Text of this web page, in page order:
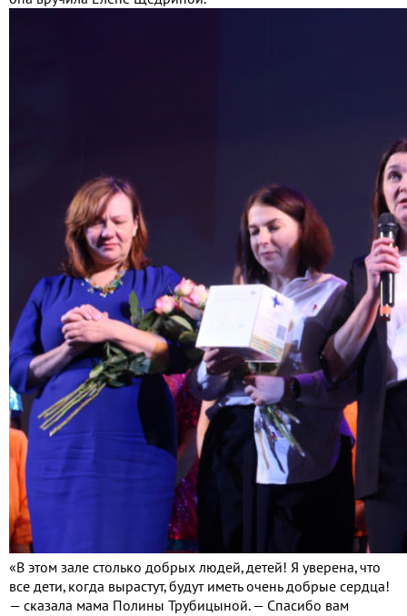
«В этом зале столько добрых людей, детей! Я уверена, что
все дети, когда вырастут, будут иметь очень добрые сердца!
— сказала мама Полины Трубицыной. — Спасибо вам